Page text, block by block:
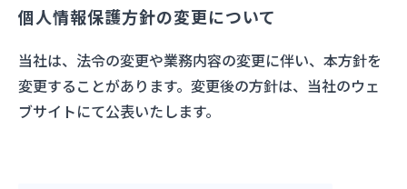
個人情報保護方針の変更について
当社は、法令の変更や業務内容の変更に伴い、本方針を
変更することがあります。変更後の方針は、当社のウェ
ブサイトにて公表いたします。